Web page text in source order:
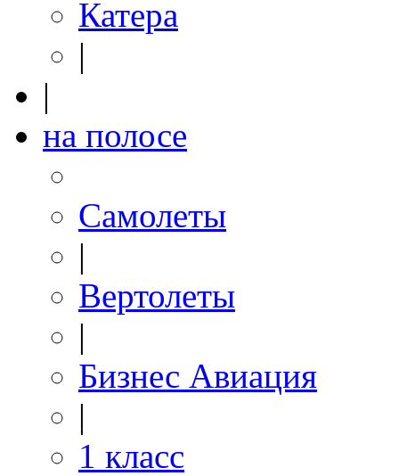
Катера
|
|
на полосе
Самолеты
|
Вертолеты
|
Бизнес Авиация
|
1 класс